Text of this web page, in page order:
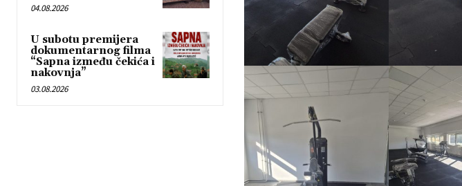
04.08.2026
U subotu premijera
dokumentarnog filma
“Sapna između čekića i
nakovnja”
03.08.2026